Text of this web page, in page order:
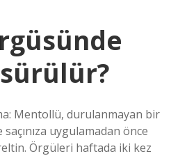
Mentollü, durulanmayan bir
uygulamadan önce
Örgüleri haftada iki kez